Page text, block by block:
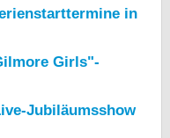
in
Girls"-
Jubiläumsshow